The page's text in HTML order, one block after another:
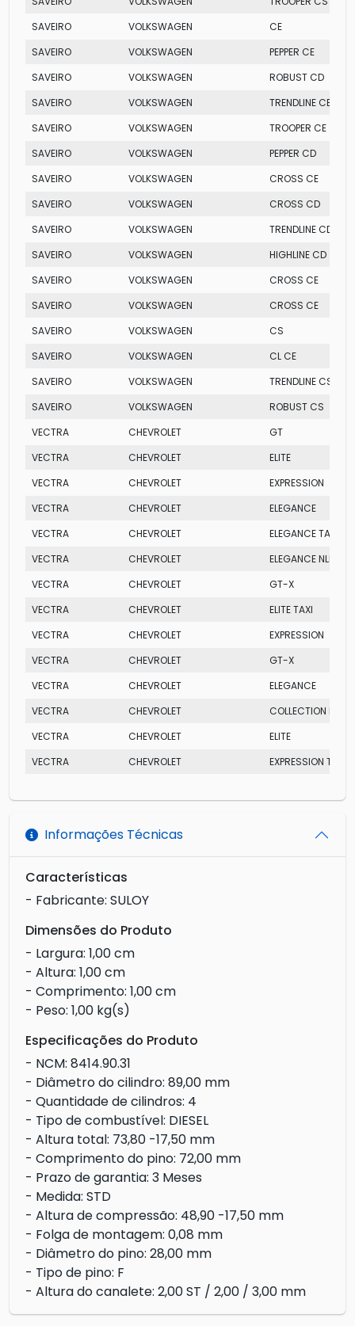
SAVEIRO
VOLKSWAGEN
CE
SAVEIRO
VOLKSWAGEN
PEPPER CE
SAVEIRO
VOLKSWAGEN
ROBUST CD
SAVEIRO
VOLKSWAGEN
TRENDLINE CE
SAVEIRO
VOLKSWAGEN
TROOPER CE
SAVEIRO
VOLKSWAGEN
PEPPER CD
SAVEIRO
VOLKSWAGEN
CROSS CE
SAVEIRO
VOLKSWAGEN
CROSS CD
SAVEIRO
VOLKSWAGEN
TRENDLINE CD
SAVEIRO
VOLKSWAGEN
HIGHLINE CD
SAVEIRO
VOLKSWAGEN
CROSS CE
SAVEIRO
VOLKSWAGEN
CROSS CE
SAVEIRO
VOLKSWAGEN
CS
SAVEIRO
VOLKSWAGEN
CL CE
SAVEIRO
VOLKSWAGEN
TRENDLINE CS
SAVEIRO
VOLKSWAGEN
ROBUST CS
VECTRA
CHEVROLET
GT
VECTRA
CHEVROLET
ELITE
VECTRA
CHEVROLET
EXPRESSION
VECTRA
CHEVROLET
ELEGANCE
VECTRA
CHEVROLET
ELEGANCE TAXI
VECTRA
CHEVROLET
ELEGANCE NLEV
VECTRA
CHEVROLET
GT-X
VECTRA
CHEVROLET
ELITE TAXI
VECTRA
CHEVROLET
EXPRESSION
VECTRA
CHEVROLET
GT-X
VECTRA
CHEVROLET
ELEGANCE
VECTRA
CHEVROLET
COLLECTION
VECTRA
CHEVROLET
ELITE
VECTRA
CHEVROLET EXPRESSION TAXI
Informações Técnicas
Características
- Fabricante: SULOY
Dimensões do Produto
- Largura: 1,00 cm
- Altura: 1,00 cm
- Comprimento: 1,00 cm
- Peso: 1,00 kg(s)
Especificações do Produto
- NCM: 8414.90.31
- Diâmetro do cilindro: 89,00 mm
- Quantidade de cilindros: 4
- Tipo de combustível: DIESEL
- Altura total: 73,80 -17,50 mm
- Comprimento do pino: 72,00 mm
- Prazo de garantia: 3 Meses
- Medida: STD
- Altura de compressão: 48,90 -17,50 mm
- Folga de montagem: 0,08 mm
- Diâmetro do pino: 28,00 mm
- Tipo de pino: F
- Altura do canalete: 2,00 ST / 2,00 / 3,00 mm